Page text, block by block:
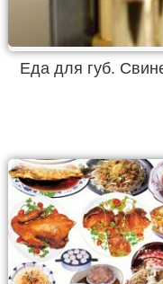
Еда для губ.